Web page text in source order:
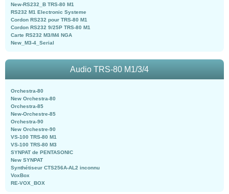
New-RS232_B TRS-80 M1
RS232 M1 Electronic Systeme
Cordon RS232 pour TRS-80 M1
Cordon RS232 9/25P TRS-80 M1
Carte RS232 M3/M4 NGA
New_M3-4_Serial
Audio TRS-80 M1/3/4
Orchestra-80
New Orchestra-80
Orchestra-85
New-Orchestre-85
Orchestra-90
New Orchestre-90
VS-100 TRS-80 M1
VS-100 TRS-80 M3
SYNPAT de PENTASONIC
New SYNPAT
Synthétiseur CTS256A-AL2 inconnu
VoxBox
RE-VOX_BOX